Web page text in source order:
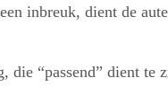
inbreuk, dient de
die “passend” dient